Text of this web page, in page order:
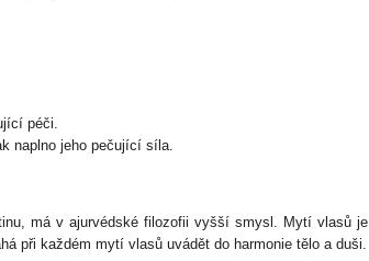
péči.
naplno jeho pečující síla.
má v ajurvédské filozofii vyšší smysl. Mytí vlasů
při každém mytí vlasů uvádět do harmonie tělo a duši.